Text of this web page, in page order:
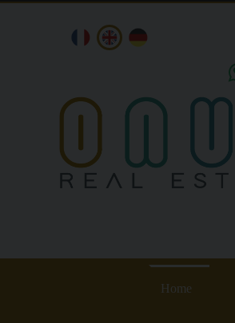
Home